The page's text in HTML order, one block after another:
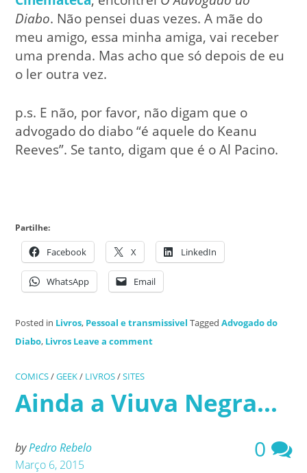
Diabo. Não pensei duas vezes. A mãe do
meu amigo, essa minha amiga, vai receber
uma prenda. Mas acho que só depois de eu
o ler outra vez.
p.s. E não, por favor, não digam que o
advogado do diabo “é aquele do Keanu
Reeves”. Se tanto, digam que é o Al Pacino.
Partilhe:
Facebook X LinkedIn
WhatsApp Email
Posted in Livros, Pessoal e transmissivel TaggedAdvogado do
Diabo, Livros Leave a comment
COMICS/GEEK/ LIVROS/SITES
Ainda a Viuva Negra…
byPedro Rebelo
Março 6, 2015
0